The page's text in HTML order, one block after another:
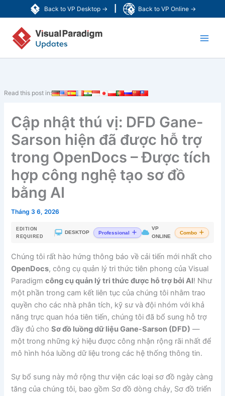
Back to VP Desktop → Back to VP Online →
tới
dung
Read this post in:
Cập nhật thú vị: DFD Gane-
Sarson hiện đã được hỗ trợ
trong OpenDocs – Được tích
hợp công nghệ tạo sơ đồ
bằng AI
Tháng 3 6, 2026
EDITION
REQUIRED
DESKTOP Professional
VP
ONLINE
Combo
Chúng tôi rất hào hứng thông báo về cải tiến mới nhất cho
OpenDocs, công cụ quản lý tri thức tiên phong của Visual
Paradigmcông cụ quản lý tri thức được hỗ trợ bởi AI! Như
một phần trong cam kết liên tục của chúng tôi nhằm trao
quyền cho các nhà phân tích, kỹ sư và đội nhóm với khả
năng trực quan hóa tiên tiến, chúng tôi đã bổ sung hỗ trợ
đầy đủ choSơ đồ luồng dữ liệu Gane-Sarson (DFD) —
một trong những ký hiệu được công nhận rộng rãi nhất để
mô hình hóa luồng dữ liệu trong các hệ thống thông tin.
Sự bổ sung này mở rộng thư viện các loại sơ đồ ngày càng
tăng của chúng tôi, bao gồm Sơ đồ dòng chảy, Sơ đồ triển